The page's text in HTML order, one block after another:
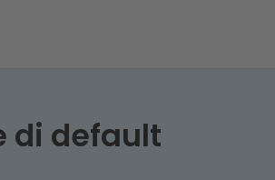
di default